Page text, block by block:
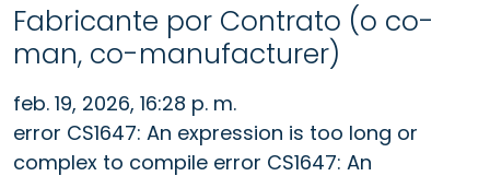
Fabricante por Contrato (o co-
man, co-manufacturer)
feb. 19, 2026, 16:28 p. m.
error CS1647: An expression is too long or
complex to compile error CS1647: An